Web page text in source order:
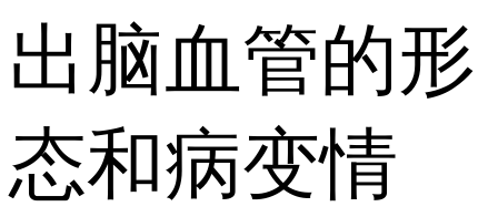
出脑血管的形
态和病变情